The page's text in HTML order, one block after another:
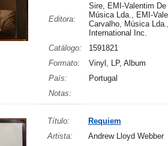
Editora:
Sire, EMI-Valentim De
Música Lda., EMI-
Carvalho, Música
International Inc.
Catálogo:
1591821
Formato:
Vinyl, LP, Album
País:
Portugal
Notas:
Título:
Requiem
Artista:
Andrew Lloyd Webber